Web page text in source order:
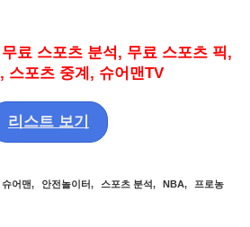
무료 스포츠 분석, 무료 스포츠 픽,
, 스포츠 중계 , 슈어맨TV
리스트 보기
슈어맨, 안전놀이터, 스포츠 분석, NBA, 프로농